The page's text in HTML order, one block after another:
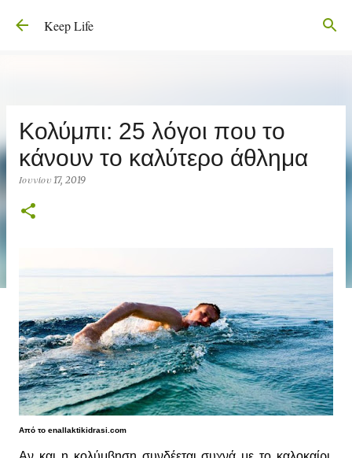
Μετάβαση στο κύριο περιεχόμενο
Keep Life
Κολύμπι: 25 λόγοι που το
κάνουν το καλύτερο άθλημα
Ιουνίου 17, 2019
Από το enallaktikidrasi.com